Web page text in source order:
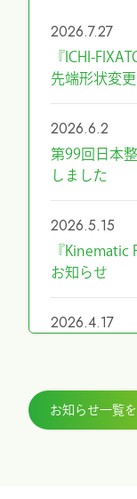
2026.7.27
『ICHI-
先端形状変
2026.6.2
第99回日本
しました
2026.5.15
『Kinematic
お知らせ
2026.4.17
2026.3.27
お知らせ一覧